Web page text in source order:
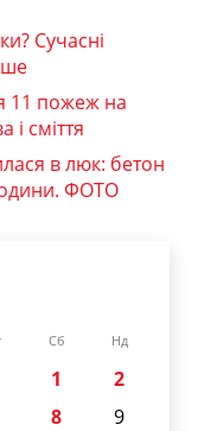
Сучасні
11 пожеж на
і сміття
в люк: бетон
ФОТО
Сб Нд
1
2
8
9